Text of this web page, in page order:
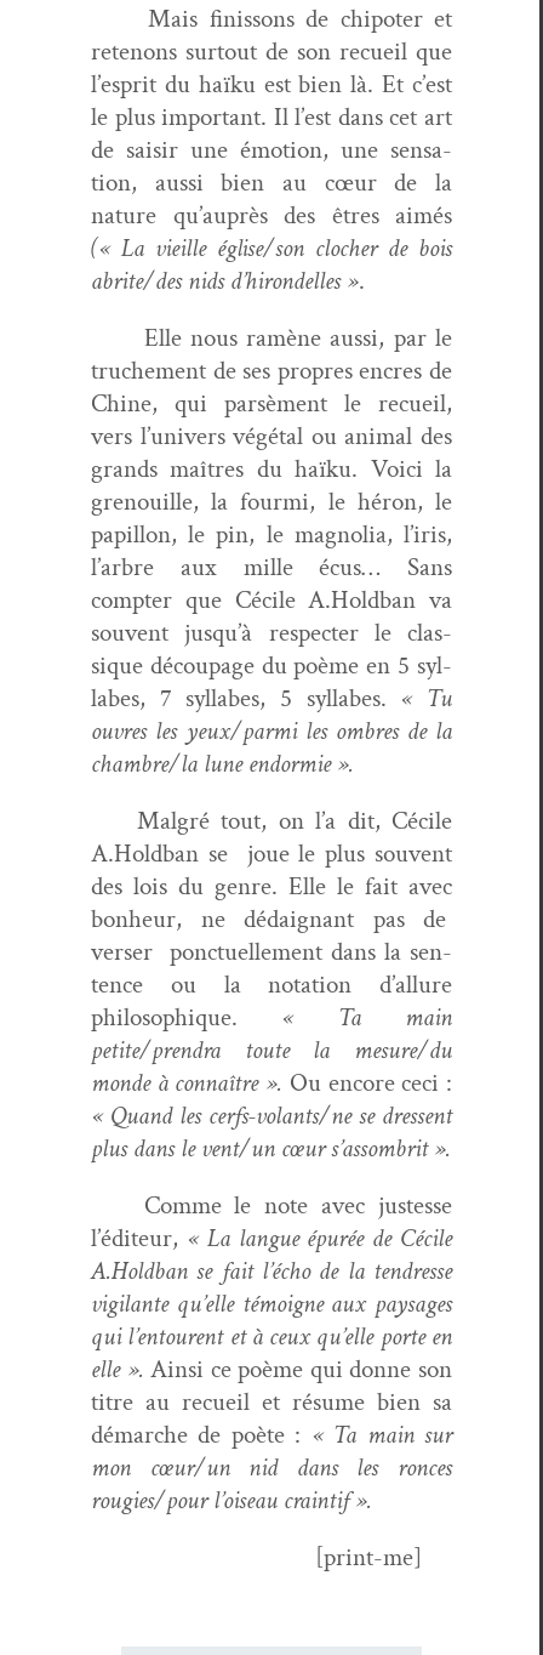
Mais finis­sons de chipot­er et
retenons surtout de son recueil que
l’esprit du haïku est bien là. Et c’est
le plus impor­tant. Il l’est dans cet art
de saisir une émo­tion, une sen­sa­
tion, aus­si bien au cœur de la
nature qu’auprès des êtres aimés
(« La vieille église/son clocher de bois
abrite/des nids d’hirondelles ».
Elle nous ramène aus­si, par le
truche­ment de ses pro­pres encres de
Chine, qui parsè­ment le recueil,
vers l’univers végé­tal ou ani­mal des
grands maîtres du haïku. Voici la
grenouille, la four­mi, le héron, le
papil­lon, le pin, le mag­no­lia, l’iris,
l’arbre aux mille écus… Sans
compter que Cécile A.Holdban va
sou­vent jusqu’à respecter le clas­
sique découpage du poème en 5 syl­
labes, 7 syl­labes, 5 syl­labes. « Tu
ouvres les yeux/parmi les ombres de la
chambre/la lune endormie ».
Mal­gré tout, on l’a dit, Cécile
A.Holdban se joue le plus sou­vent
des lois du genre. Elle le fait avec
bon­heur, ne dédaig­nant pas de
vers­er ponctuelle­ment dans la sen­
tence ou la nota­tion d’allure
philosophique. « Ta main
petite/prendra toute la mesure/du
monde à con­naître ». Ou encore ceci :
« Quand les cerfs-volants/ne se dressent
plus dans le vent/un cœur s’assombrit ».
Comme le note avec justesse
l’éditeur, « La langue épurée de Cécile
A.Holdban se fait l’écho de la ten­dresse
vig­i­lante qu’elle témoigne aux paysages
qui l’entourent et à ceux qu’elle porte en
elle ».Ain­si ce poème qui donne son
titre au recueil et résume bien sa
démarche de poète : « Ta main sur
mon cœur/un nid dans les ronces
rougies/pour l’oiseau craintif ».
[print-me]